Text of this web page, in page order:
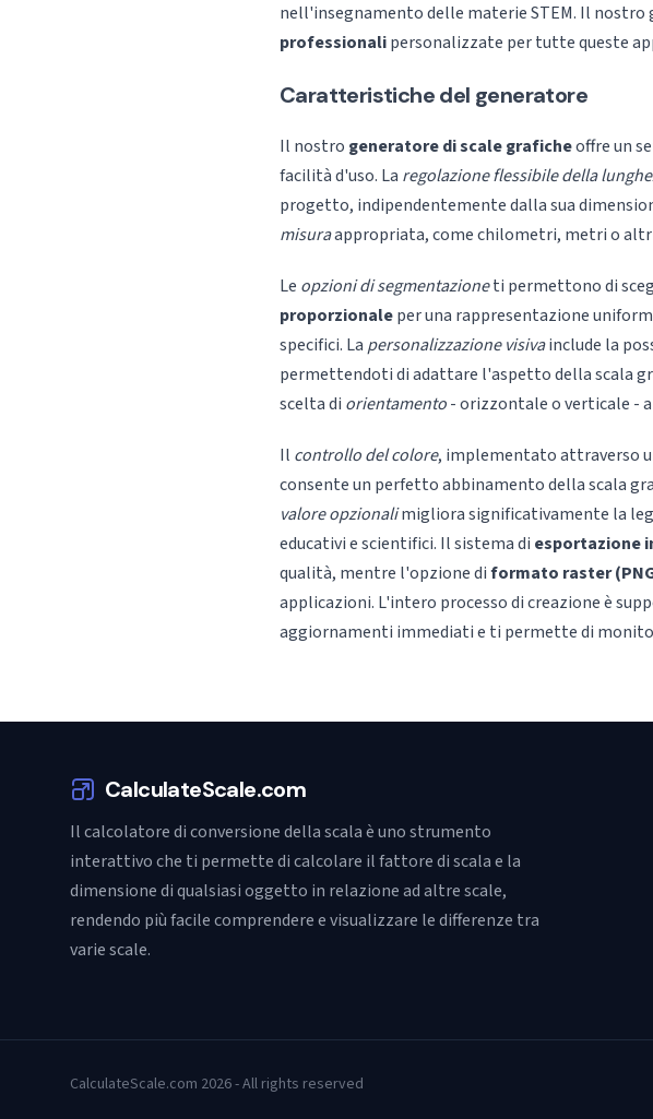
nell'insegnamento delle materie STEM. Il nostro
professionalipersonalizzate per tutte queste
Caratteristiche del generatore
Il nostro generatore di scale graficheoffre un
facilità d'uso. La regolazione flessibile della
progetto, indipendentemente dalla sua
misuraappropriata, come chilometri, metri o
Le opzioni di segmentazioneti permettono di
proporzionaleper una rappresentazione
specifici. La personalizzazione visivainclude la
permettendoti di adattare l'aspetto della scala
scelta di orientamento- orizzontale o verticale -
Il controllo del colore, implementato attraverso
consente un perfetto abbinamento della scala
valore opzionalimigliora significativamente la
educativi e scientifici. Il sistema di esportazione
qualità, mentre l'opzione diformato raster
applicazioni. L'intero processo di creazione è
aggiornamenti immediati e ti permette di
CalculateScale.com
Il calcolatore di conversione della scala è uno strumento
interattivo che ti permette di calcolare il fattore di scala e la
dimensione di qualsiasi oggetto in relazione ad altre scale,
rendendo più facile comprendere e visualizzare le differenze tra
varie scale.
CalculateScale.com 2026 - All rights reserved